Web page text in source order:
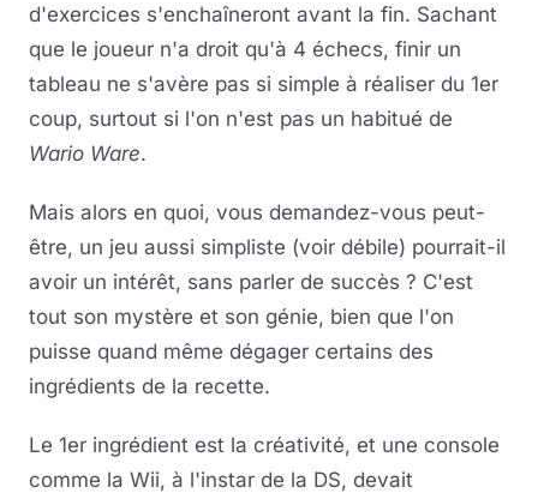
d'exercices s'enchaîneront avant la fin. Sachant
que le joueur n'a droit qu'à 4 échecs, finir un
tableau ne s'avère pas si simple à réaliser du 1er
coup, surtout si l'on n'est pas un habitué de
Wario Ware.
Mais alors en quoi, vous demandez-vous peut-
être, un jeu aussi simpliste (voir débile) pourrait-il
avoir un intérêt, sans parler de succès ? C'est
tout son mystère et son génie, bien que l'on
puisse quand même dégager certains des
ingrédients de la recette.
Le 1er ingrédient est la créativité, et une console
comme la Wii, à l'instar de la DS, devait